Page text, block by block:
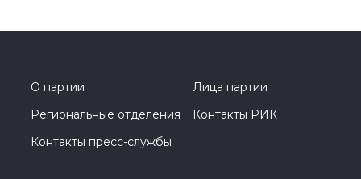
О партии
Лица партии
Региональные отделения
Контакты РИК
Контакты пресс-службы